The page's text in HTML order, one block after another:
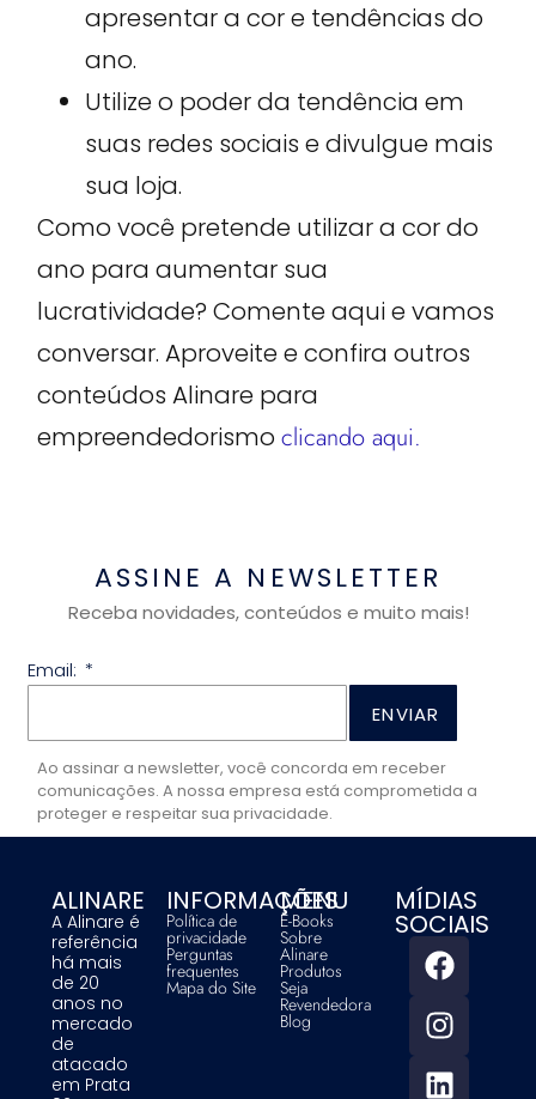
apresentar a cor e tendências do
ano.
Utilize o poder da tendência em
suas redes sociais e divulgue mais
sua loja.
Como você pretende utilizar a cor do
ano para aumentar sua
lucratividade? Comente aqui e vamos
conversar. Aproveite e confira outros
conteúdos Alinare para
empreendedorismoclicando aqui.
ASSINE A NEWSLETTER
Receba novidades, conteúdos e muito mais!
Email:
ENVIAR
Ao assinar a newsletter, você concorda em receber
comunicações. A nossa empresa está comprometida a
proteger e respeitar sua privacidade.
ALINARE
A Alinare é
referência
há mais
de 20
anos no
mercado
de
atacado
em Prata
INFORMAÇÕES
Política de
privacidade
Perguntas
frequentes
Mapa do Site
MENU
E-Books
Sobre
Alinare
Produtos
Seja
Revendedora
Blog
MÍDIAS
SOCIAIS